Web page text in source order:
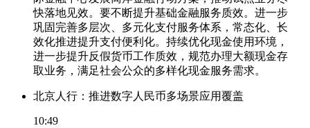
快落地见效。要不断提升基础金融服务质效。进一步
巩固完善多层次、多元化支付服务体系，常态化、长
效化推进提升支付便利化。持续优化现金使用环境，
进一步提升反假货币工作质效，规范办理大额现金存
取业务，满足社会公众的多样化现金服务需求。
北京人行：推进数字人民币多场景应用覆盖
10:49